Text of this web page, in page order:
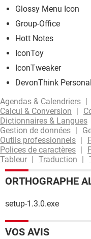
Glossy Menu Icon
Group-Office
Hott Notes
IconToy
IconTweaker
DevonThink Personal
Agendas & Calendriers
Calcul & Conversion
Dictionnaires & Langues
Gestion de données
Outils professionnels
Polices de caractères
Tableur
Traduction
ORTHOGRAPHE
setup-1.3.0.exe
VOS AVIS